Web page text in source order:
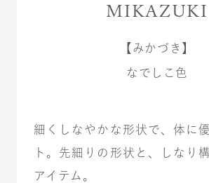
MIKAZUKI
【みかづき】
なでしこ色
細くしなやかな形状で、体に
ト。先細りの形状と、しなり
アイテム。